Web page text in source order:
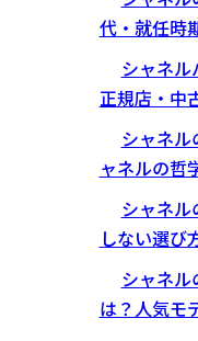
代・就任時
シャネル
正規店・中
シャネル
ャネルの哲
シャネ
しない選び
シャネ
は？人気モ